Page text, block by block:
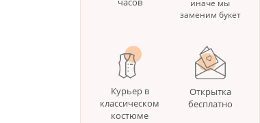
иначе мы
заменим букет
Курьер в
классическом
костюме
Открытка
бесплатно